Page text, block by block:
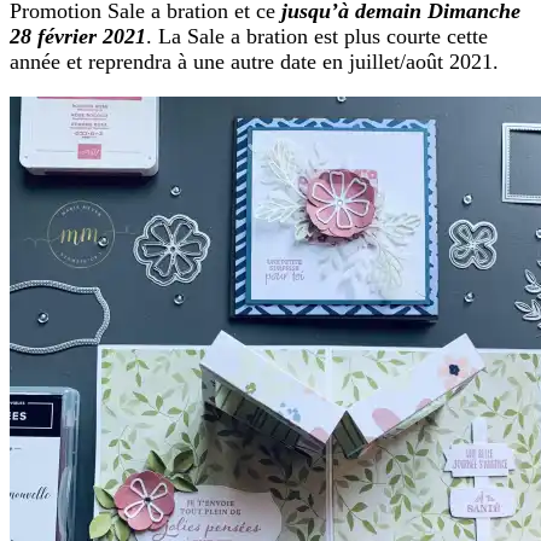
Promotion Sale a bration et ce jusqu’à demain Dimanche
28 février 2021. La Sale a bration est plus courte cette
année et reprendra à une autre date en juillet/août 2021.